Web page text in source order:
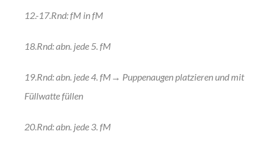
12.-17.Rnd: fM in fM
18.Rnd: abn. jede 5. fM
19.Rnd: abn. jede 4. fM→ Puppenaugen platzieren und mit
Füllwatte füllen
20.Rnd: abn. jede 3. fM